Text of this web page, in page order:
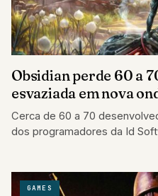
Obsidian perde 60 a
esvaziada em nova
Cerca de 60 a 70
dos programadores da Id
GAMES